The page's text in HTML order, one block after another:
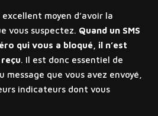
moyen d’avoir la
vous suspectez. Quand un SMS
qui vous a bloqué, il n’est
. Il est donc essentiel de
que vous avez envoyé,
indicateurs dont vous